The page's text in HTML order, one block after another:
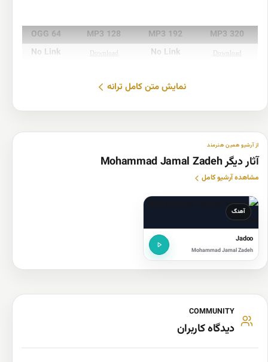
MP3 320
MP3 192
MP3 128
OGG 64
Download
No Link
Download
No Link
نمایش متن کامل ترانه
از آرشیو همین هنرمند
آثار دیگر Mohammad Jamal Zadeh
مشاهده آرشیو کامل
آهنگ
Jadoo
Mohammad Jamal Zadeh
COMMUNITY
دیدگاه کاربران